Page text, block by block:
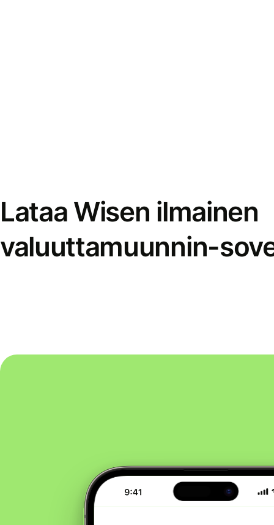
Lataa Wisen ilmainen
valuuttamuunnin-